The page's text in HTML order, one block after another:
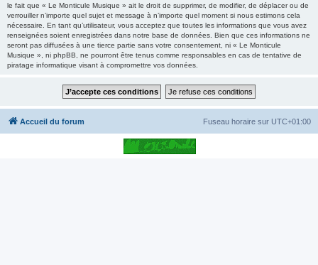
le fait que « Le Monticule Musique » ait le droit de supprimer, de modifier, de déplacer ou de
verrouiller n’importe quel sujet et message à n’importe quel moment si nous estimons cela
nécessaire. En tant qu’utilisateur, vous acceptez que toutes les informations que vous avez
renseignées soient enregistrées dans notre base de données. Bien que ces informations ne
seront pas diffusées à une tierce partie sans votre consentement, ni « Le Monticule
Musique », ni phpBB, ne pourront être tenus comme responsables en cas de tentative de
piratage informatique visant à compromettre vos données.
Accueil du forum Fuseau horaire sur UTC+01:00